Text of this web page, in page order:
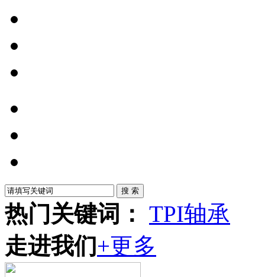
热门关键词： TPI轴承
走进我们+更多